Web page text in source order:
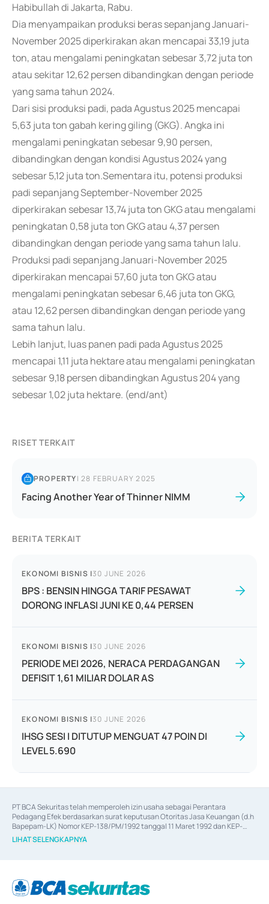
Habibullah di Jakarta, Rabu.
Dia menyampaikan produksi beras sepanjang Januari-
November 2025 diperkirakan akan mencapai 33,19 juta
ton, atau mengalami peningkatan sebesar 3,72 juta ton
atau sekitar 12,62 persen dibandingkan dengan periode
yang sama tahun 2024.
Dari sisi produksi padi, pada Agustus 2025 mencapai
5,63 juta ton gabah kering giling (GKG). Angka ini
mengalami peningkatan sebesar 9,90 persen,
dibandingkan dengan kondisi Agustus 2024 yang
sebesar 5,12 juta ton.Sementara itu, potensi produksi
padi sepanjang September-November 2025
diperkirakan sebesar 13,74 juta ton GKG atau mengalami
peningkatan 0,58 juta ton GKG atau 4,37 persen
dibandingkan dengan periode yang sama tahun lalu.
Produksi padi sepanjang Januari-November 2025
diperkirakan mencapai 57,60 juta ton GKG atau
mengalami peningkatan sebesar 6,46 juta ton GKG,
atau 12,62 persen dibandingkan dengan periode yang
sama tahun lalu.
Lebih lanjut, luas panen padi pada Agustus 2025
mencapai 1,11 juta hektare atau mengalami peningkatan
sebesar 9,18 persen dibandingkan Agustus 204 yang
sebesar 1,02 juta hektare. (end/ant)
RISET TERKAIT
PROPERTY|28 FEBRUARY 2025
Facing Another Year of Thinner NIMM
BERITA TERKAIT
EKONOMI BISNIS |30 JUNE 2026
BPS : BENSIN HINGGA TARIF PESAWAT
DORONG INFLASI JUNI KE 0,44 PERSEN
EKONOMI BISNIS |30 JUNE 2026
PERIODE MEI 2026, NERACA PERDAGANGAN
DEFISIT 1,61 MILIAR DOLAR AS
EKONOMI BISNIS |30 JUNE 2026
IHSG SESI I DITUTUP MENGUAT 47 POIN DI
LEVEL 5.690
PT BCA Sekuritas telah memperoleh izin usaha sebagai Perantara
Pedagang Efek berdasarkan surat keputusan Otoritas Jasa Keuangan (d.h
Bapepam-LK) Nomor KEP-138/PM/1992 tanggal 11 Maret 1992 dan KEP-
06/D.04/2014 tanggal 28 Februari 2014, izin usaha sebagai Penjamin Emisi
Efek berdasarkan surat keputusan Otoritas Jasa Keuangan Nomor KEP-
berdasarkan surat keputusan Otoritas Jasa Keuangan Nomor S-
67/PM.21/2017 tanggal 3 Februari 2017, dan beberapa izin usaha lainnya
LIHAT SELENGKAPNYA